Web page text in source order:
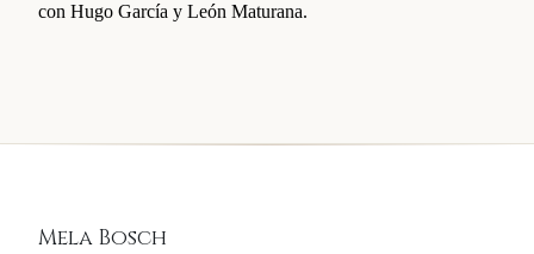
con Hugo García y León Maturana.
Mela Bosch